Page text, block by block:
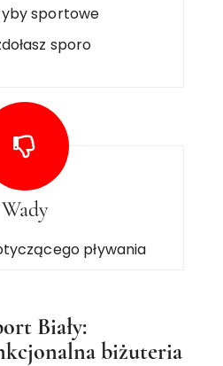
sportowe
sporo
Wady
pływania
Biały:
biżuteria